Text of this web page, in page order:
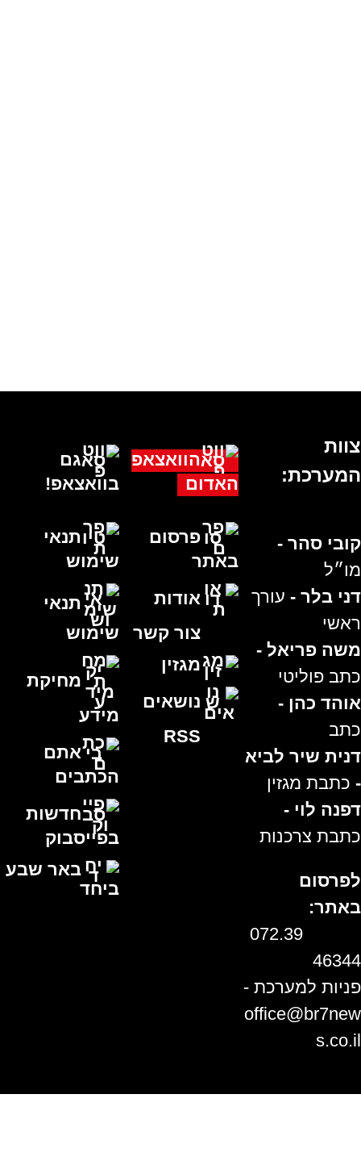
גם
בוואצאפ!
תנאי
שימוש
תנאי
שימוש
מחיקת
מידע
אתם
הכתבים
חדשות
בפייסבוק
באר שבע
ביחד
הוואצאפ
האדום
פרסום
באתר
אודות
צור קשר
מגזין
נושאים
RSS
צוות
המערכת:
קובי סהר -
מו״ל
דני בלר - עורך
ראשי
משה פריאל -
כתב פוליטי
אוהד כהן -
כתב
דנית שיר לביא
- כתבת מגזין
דפנה לוי -
כתבת צרכנות
לפרסום
באתר:
072.39
46344
פניות למערכת -
office@br7new
s.co.il